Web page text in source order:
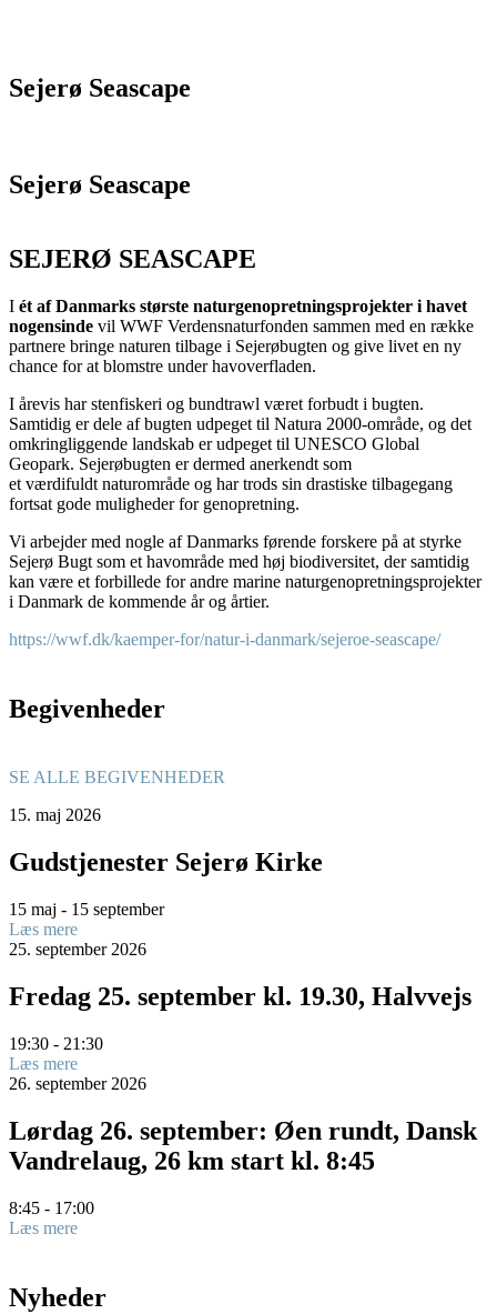
Sejerø Seascape
Sejerø Seascape
SEJERØ SEASCAPE
I ét af Danmarks største naturgenopretningsprojekter i havet
nogensinde vil WWF Verdensnaturfonden sammen med en række
partnere bringe naturen tilbage i Sejerøbugten og give livet en ny
chance for at blomstre under havoverfladen.
I årevis har stenfiskeri og bundtrawl været forbudt i bugten.
Samtidig er dele af bugten udpeget til Natura 2000-område, og det
omkringliggende landskab er udpeget til UNESCO Global
Geopark. Sejerøbugten er dermed anerkendt som
et værdifuldt naturområde og hartrods sin drastiske tilbagegang
fortsat gode muligheder for genopretning.
Vi arbejder med nogle af Danmarks førende forskere på at styrke
Sejerø Bugt som et havområde med høj biodiversitet, der samtidig
kan være et forbillede for andre marine naturgenopretningsprojekter
i Danmark de kommende år og årtier.
https://wwf.dk/kaemper-for/natur-i-danmark/sejeroe-seascape/
Begivenheder
SE ALLE BEGIVENHEDER
15. maj 2026
Gudstjenester Sejerø Kirke
15 maj - 15 september
Læs mere
25. september 2026
Fredag 25. september kl. 19.30, Halvvejs
19:30 - 21:30
Læs mere
26. september 2026
Lørdag 26. september: Øen rundt, Dansk
Vandrelaug, 26 km start kl. 8:45
8:45 - 17:00
Læs mere
Nyheder